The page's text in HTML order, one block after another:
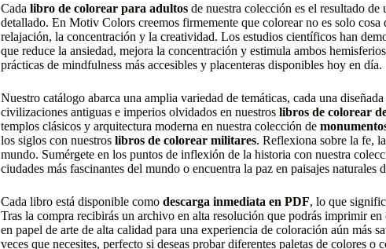
Cada libro de colorear para adultosde nuestra colección es el resultado
detallado. En Motiv Colors creemos firmemente que colorear no es solo cosa
relajación, la concentración y la creatividad. Los estudios científicos han
que reduce la ansiedad, mejora la concentración y estimula ambos
prácticas de mindfulness más accesibles y placenteras disponibles hoy en día.
Nuestro catálogo abarca una amplia variedad de temáticas, cada una
civilizaciones antiguas e imperios olvidados en nuestros libros de colorear
templos clásicos y arquitectura moderna en nuestra colección de
los siglos con nuestros libros de colorear militares. Reflexiona sobre la fe,
mundo. Sumérgete en los puntos de inflexión de la historia con nuestra
ciudades más fascinantes del mundo o encuentra la paz en paisajes naturales
Cada libro está disponible como descarga inmediata en PDF, lo que
Tras la compra recibirás un archivo en alta resolución que podrás imprimir
en papel de arte de alta calidad para una experiencia de coloración aún más
veces que necesites, perfecto si deseas probar diferentes paletas de colores